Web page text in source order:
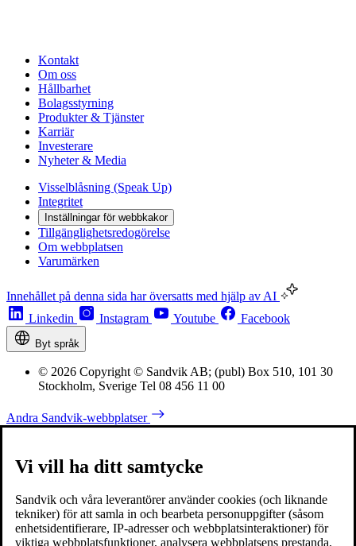
Kontakt
Om oss
Hållbarhet
Bolagsstyrning
Produkter & Tjänster
Karriär
Investerare
Nyheter & Media
Visselblåsning (Speak Up)
Integritet
Inställningar för webbkakor
Tillgänglighetsredogörelse
Om webbplatsen
Varumärken
Innehållet på denna sida har översatts med hjälp av AI
Linkedin
Instagram Youtube Facebook
Byt språk
© 2026 Copyright © Sandvik AB; (publ) Box 510, 101 30
Stockholm, Sverige Tel 08 456 11 00
Andra Sandvik-webbplatser
Vi vill ha ditt samtycke
Sandvik och våra leverantörer använder cookies (och liknande
tekniker) för att samla in och bearbeta personuppgifter (såsom
enhetsidentifierare, IP-adresser och webbplatsinteraktioner) för
viktiga webbplatsfunktioner, analysera webbplatsens prestanda,